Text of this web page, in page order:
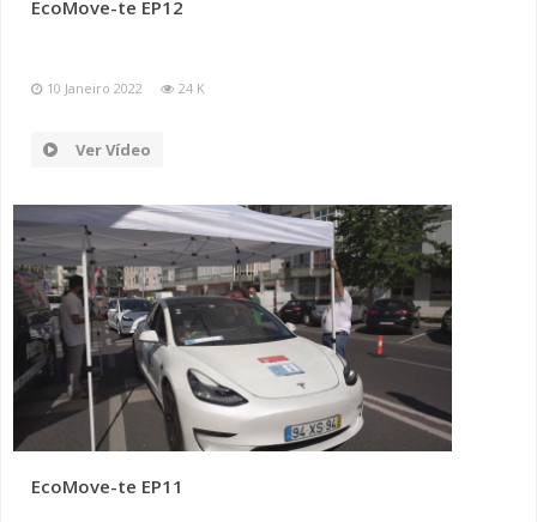
EcoMove-te EP12
10 Janeiro 2022 24 K
Ver Vídeo
EcoMove-te EP11